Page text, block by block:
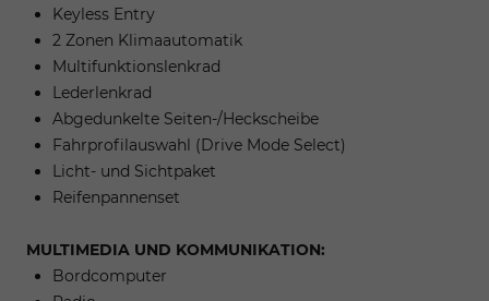
Keyless Entry
2 Zonen Klimaautomatik
Multifunktionslenkrad
Lederlenkrad
Abgedunkelte Seiten-/Heckscheibe
Fahrprofilauswahl (Drive Mode Select)
Licht- und Sichtpaket
Reifenpannenset
MULTIMEDIA UND KOMMUNIKATION:
Bordcomputer